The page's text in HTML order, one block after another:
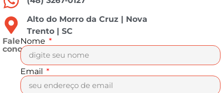
Alto do Morro da Cruz | Nova
Trento | SC
Fale
conosco
Nome
Email